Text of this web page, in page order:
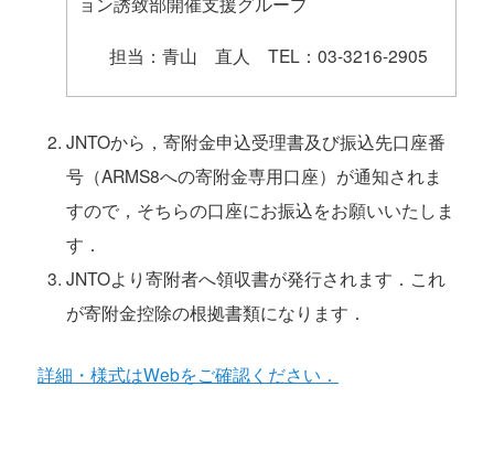
担当：青山 直人 TEL：03-3216-2905
JNTOから，寄附金申込受理書及び振込先口座番
号（ARMS8への寄附金専用口座）が通知されま
すので，そちらの口座にお振込をお願いいたしま
す．
JNTOより寄附者へ領収書が発行されます．これ
が寄附金控除の根拠書類になります．
詳細・様式はWebをご確認ください．